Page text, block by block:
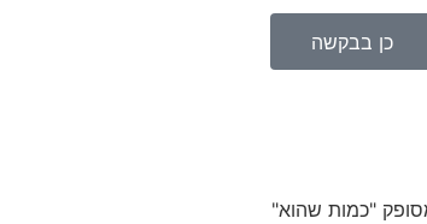
כן בבקשה
"כמות שהוא"